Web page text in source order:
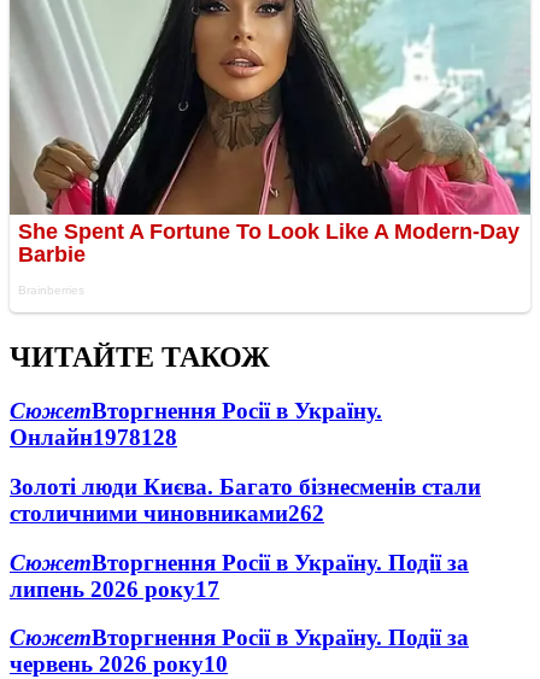
ЧИТАЙТЕ ТАКОЖ
СюжетВторгнення Росії в Україну.
Онлайн1978128
Золоті люди Києва. Багато бізнесменів стали
столичними чиновниками262
СюжетВторгнення Росії в Україну. Події за
липень 2026 року17
СюжетВторгнення Росії в Україну. Події за
червень 2026 року10